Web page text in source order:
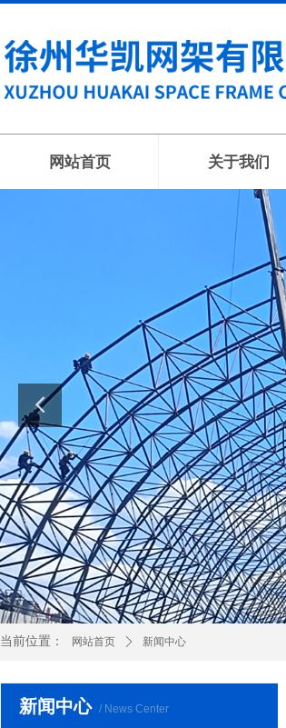
网站首页 关于我们
网站首页 ꄲ 新闻中心
当前位置：
新闻中心 / News Center